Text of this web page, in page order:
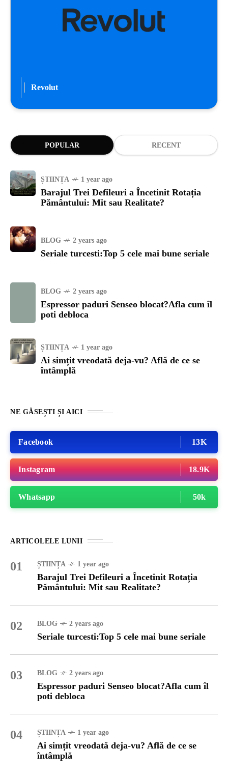
Revolut
POPULAR RECENT
ȘTIINȚA 1 year ago
Barajul Trei Defileuri a Încetinit Rotația
Pământului: Mit sau Realitate?
BLOG 2 years ago
Seriale turcesti:Top 5 cele mai bune seriale
BLOG 2 years ago
Espressor paduri Senseo blocat?Afla cum îl
poti debloca
ȘTIINȚA 1 year ago
Ai simțit vreodată deja-vu? Află de ce se
întâmplă
NE GĂSEȘTI ȘI AICI
Facebook 13K
Instagram 18.9K
Whatsapp 50k
ARTICOLELE LUNII
01 ȘTIINȚA 1 year ago
Barajul Trei Defileuri a Încetinit Rotația
Pământului: Mit sau Realitate?
02 BLOG 2 years ago
Seriale turcesti:Top 5 cele mai bune seriale
03 BLOG 2 years ago
Espressor paduri Senseo blocat?Afla cum îl
poti debloca
04 ȘTIINȚA 1 year ago
Ai simțit vreodată deja-vu? Află de ce se
întâmplă